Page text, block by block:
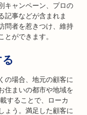
キャンペーン、プロの
記事などが含まれま
問者を惹きつけ、維持
ができます。
の場合、地元の顧客に
住まいの都市や地域を
することで、ローカ
ょう。満足した顧客に